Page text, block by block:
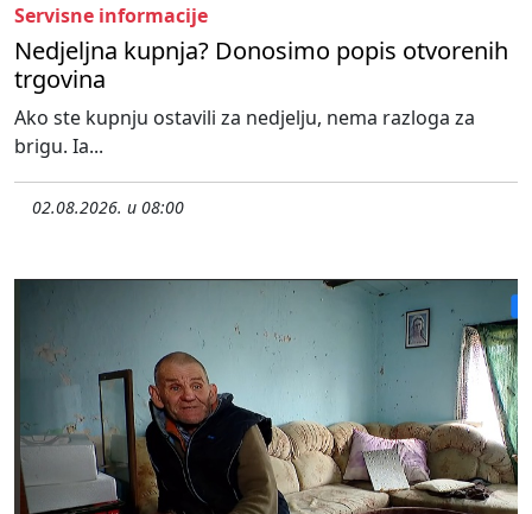
Servisne informacije
Nedjeljna kupnja? Donosimo popis otvorenih
trgovina
Ako ste kupnju ostavili za nedjelju, nema razloga za
brigu. Ia...
02.08.2026. u 08:00